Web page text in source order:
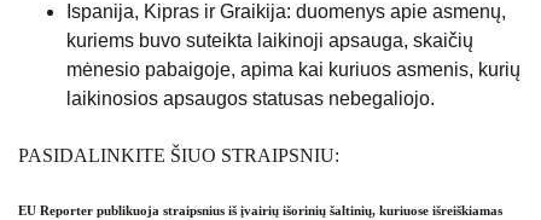
Ispanija, Kipras ir Graikija: duomenys apie asmenų,
kuriems buvo suteikta laikinoji apsauga, skaičių
mėnesio pabaigoje, apima kai kuriuos asmenis, kurių
laikinosios apsaugos statusas nebegaliojo.
PASIDALINKITE ŠIUO STRAIPSNIU:
EU Reporter publikuoja straipsnius iš įvairių išorinių šaltinių, kuriuose išreiškiamas